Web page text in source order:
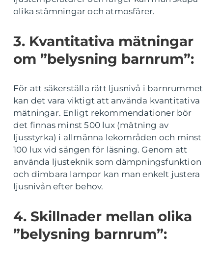
olika stämningar och atmosfärer.
3. Kvantitativa mätningar
om ”belysning barnrum”:
För att säkerställa rätt ljusnivå i barnrummet
kan det vara viktigt att använda kvantitativa
mätningar. Enligt rekommendationer bör
det finnas minst 500 lux (mätning av
ljusstyrka) i allmänna lekområden och minst
100 lux vid sängen för läsning. Genom att
använda ljusteknik som dämpningsfunktion
och dimbara lampor kan man enkelt justera
ljusnivån efter behov.
4. Skillnader mellan olika
”belysning barnrum”: